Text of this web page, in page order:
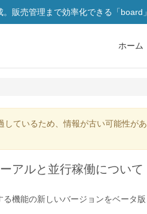
販売管理まで効率化できる「board」
ホーム
ているため、情報が古い可能性が
アルと並行稼働について
機能の新しいバージョンをベータ版